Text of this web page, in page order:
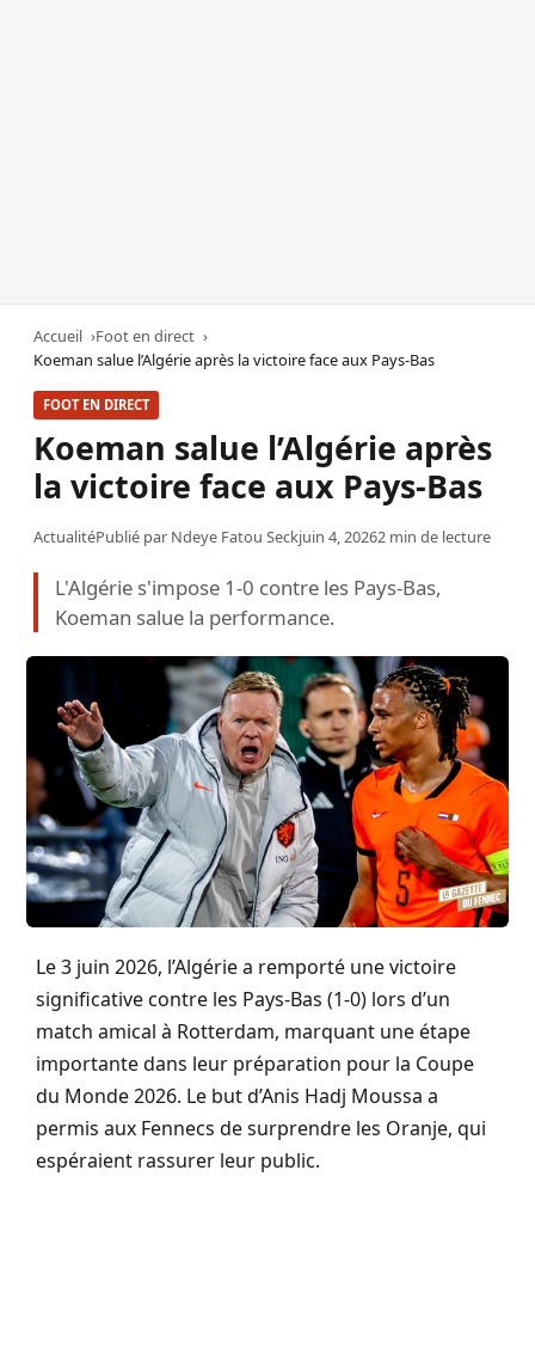
Accueil
Foot en direct
Koeman salue l’Algérie après la victoire face aux Pays-Bas
FOOT EN DIRECT
Koeman salue l’Algérie après
la victoire face aux Pays-Bas
ActualitéPublié par Ndeye Fatou Seckjuin 4, 20262 min de lecture
L'Algérie s'impose 1-0 contre les Pays-Bas,
Koeman salue la performance.
Le 3 juin 2026, l’Algérie a remporté une victoire
significative contre les Pays-Bas (1-0) lors d’un
match amical à Rotterdam, marquant une étape
importante dans leur préparation pour la Coupe
du Monde 2026. Le but d’Anis Hadj Moussa a
permis aux Fennecs de surprendre les Oranje, qui
espéraient rassurer leur public.